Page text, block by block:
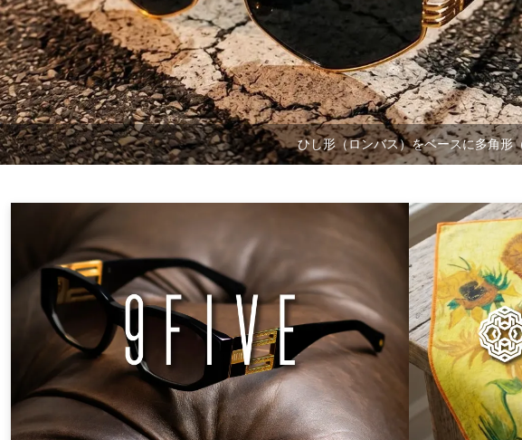
ひし形（ロンバス）をベースに多角形